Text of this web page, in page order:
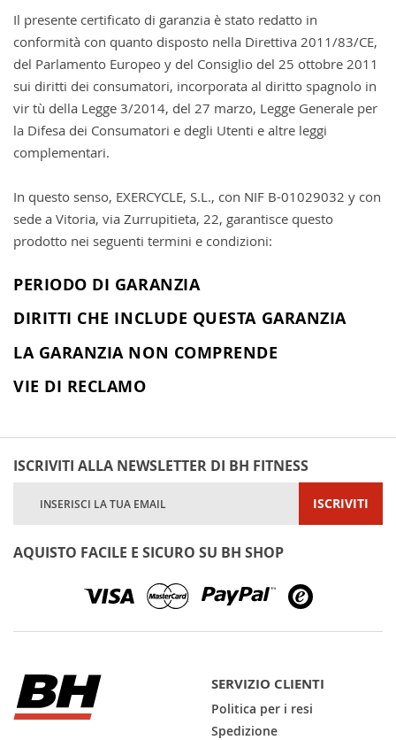
Il presente certificato di garanzia è stato redatto in
conformità con quanto disposto nella Direttiva 2011/83/CE,
del Parlamento Europeo y del Consiglio del 25 ottobre 2011
sui diritti dei consumatori, incorporata al diritto spagnolo in
vir tù della Legge 3/2014, del 27 marzo, Legge Generale per
la Difesa dei Consumatori e degli Utenti e altre leggi
complementari.
In questo senso, EXERCYCLE, S.L., con NIF B-01029032 y con
sede a Vitoria, via Zurrupitieta, 22, garantisce questo
prodotto nei seguenti termini e condizioni:
PERIODO DI GARANZIA
DIRITTI CHE INCLUDE QUESTA GARANZIA
LA GARANZIA NON COMPRENDE
VIE DI RECLAMO
ISCRIVITI ALLA NEWSLETTER DI BH FITNESS
Newsletter:
ISCRIVITI
AQUISTO FACILE E SICURO SU BH SHOP
SERVIZIO CLIENTI
Politica per i resi
Spedizione